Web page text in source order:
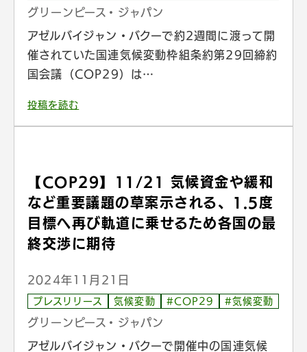
グリーンピース・ジャパン
アゼルバイジャン・バクーで約2週間に渡って開
催されていた国連気候変動枠組条約第29回締約
国会議（COP29）は…
投稿を読む
【COP29】11/21 気候資金や緩和
など重要議題の草案示される、1.5度
目標へ再び軌道に乗せるため各国の最
終交渉に期待
2024年11月21日
プレスリリース 気候変動 #COP29 #気候変動
グリーンピース・ジャパン
アゼルバイジャン・バクーで開催中の国連気候